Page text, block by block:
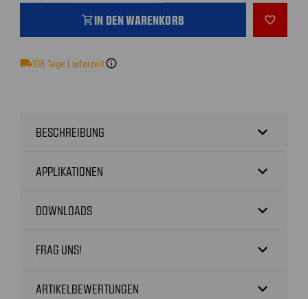
shopping_cartIN DEN WARENKORB favorite_outline
local_shipping108 Tage Lieferzeitinfo
BESCHREIBUNG expand_more
APPLIKATIONEN expand_more
DOWNLOADS expand_more
FRAG UNS! expand_more
ARTIKELBEWERTUNGEN expand_more